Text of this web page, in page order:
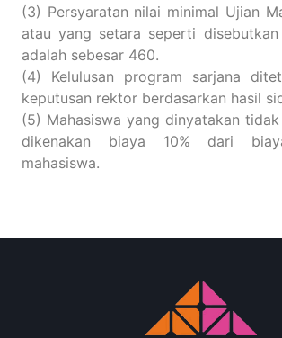
(3) Persyaratan nilai minimal Ujian
atau yang setara seperti
adalah sebesar 460.
(4) Kelulusan program sarjana
keputusan rektor berdasarkan hasil
(5) Mahasiswa yang dinyatakan
dikenakan biaya 10% dari
mahasiswa.